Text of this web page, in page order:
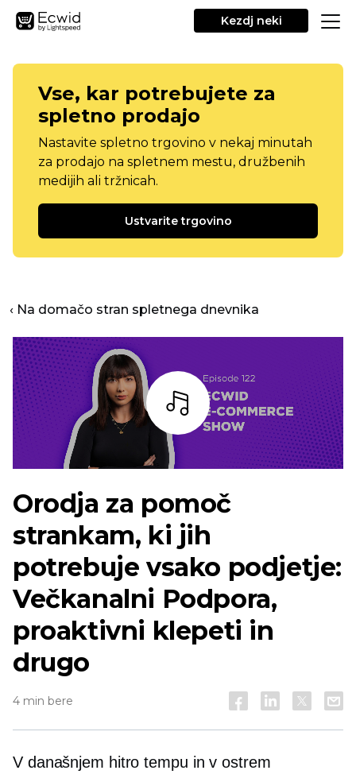
Kezdj neki
Vse, kar potrebujete za
spletno prodajo
Nastavite spletno trgovino v nekaj minutah
za prodajo na spletnem mestu, družbenih
medijih ali tržnicah.
Ustvarite trgovino
‹ Na domačo stran spletnega dnevnika
Bar
Orodja za pomoč
strankam, ki jih
potrebuje vsako podjetje:
Večkanalni Podpora,
proaktivni klepeti in
drugo
4 min bere
V današnjem hitro tempu in v ostrem